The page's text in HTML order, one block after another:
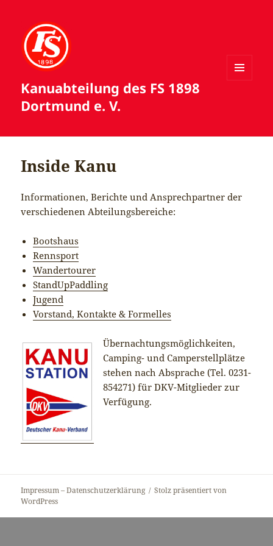
Kanuabteilung des FS 1898
Dortmund e. V.
Inside Kanu
Informationen, Berichte und Ansprechpartner der
verschiedenen Abteilungsbereiche:
Bootshaus
Rennsport
Wandertourer
StandUpPaddling
Jugend
Vorstand, Kontakte & Formelles
Übernachtungsmöglichkeiten,
Camping- und Camperstellplätze
stehen nach Absprache (Tel. 0231-
854271) für DKV-Mitglieder zur
Verfügung.
Impressum – Datenschutzerklärung
Stolz präsentiert von
WordPress